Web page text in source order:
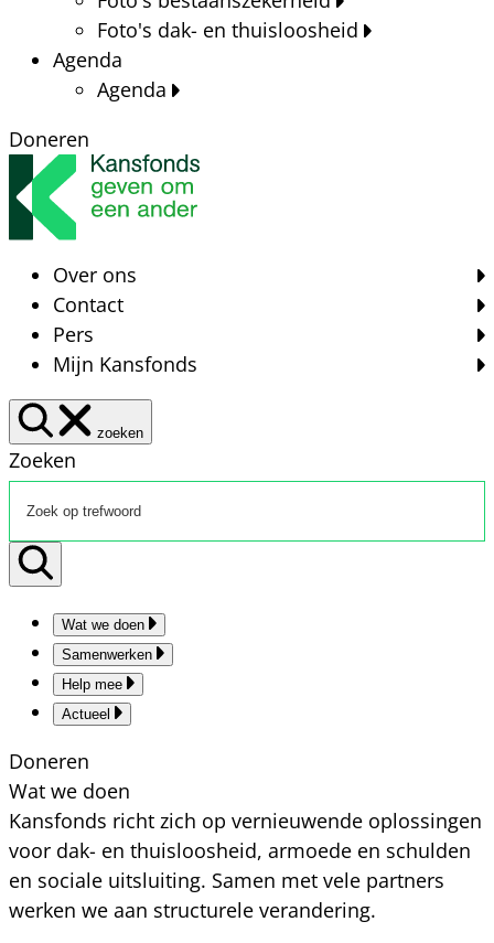
Foto's dak- en thuisloosheid
Agenda
Agenda
Doneren
Over ons
Contact
Pers
Mijn Kansfonds
zoeken
Zoeken
Wat we doen
Samenwerken
Help mee
Actueel
Doneren
Wat we doen
Kansfonds richt zich op vernieuwende oplossingen
voor dak- en thuisloosheid, armoede en schulden
en sociale uitsluiting. Samen met vele partners
werken we aan structurele verandering.